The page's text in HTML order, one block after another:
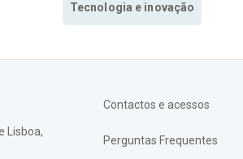
Tecnologia e inovação
Lisboa,
Contactos e acessos
Perguntas Frequentes